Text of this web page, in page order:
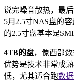
说完噪音散热，最
5月2.5寸NAS盘的
的2.5寸盘基本是
4TB的盘，像西部
优势是技术非常成
低，尤其适合跑数